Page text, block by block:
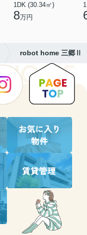
1DK (30.34㎡)
8万円
robot home 三郷Ⅱ